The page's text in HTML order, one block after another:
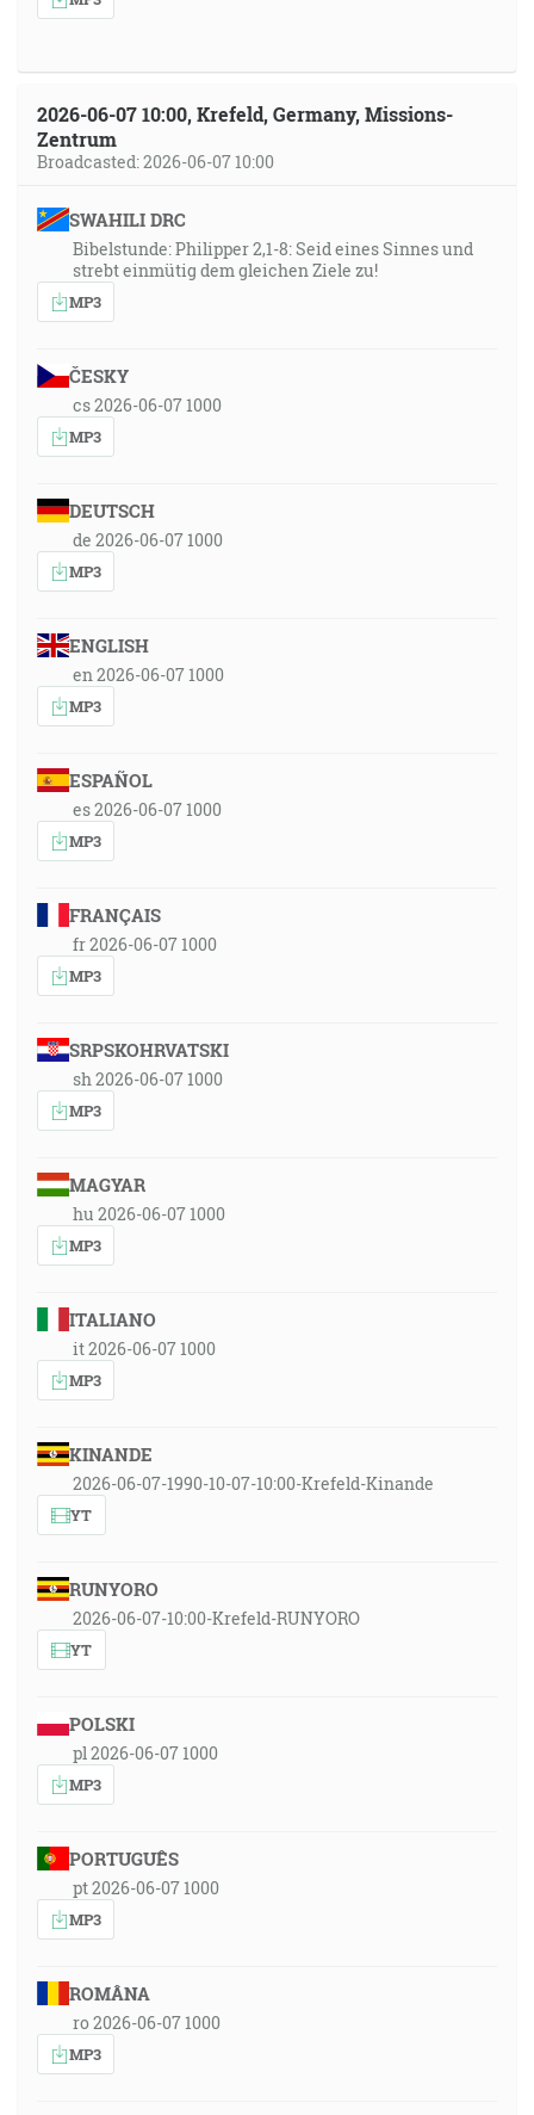
2026-06-07 10:00, Krefeld, Germany, Missions-
Zentrum
Broadcasted: 2026-06-07 10:00
SWAHILI DRC
Bibelstunde: Philipper 2,1-8: Seid eines Sinnes und
strebt einmütig dem gleichen Ziele zu!
MP3
ČESKY
cs 2026-06-07 1000
MP3
DEUTSCH
de 2026-06-07 1000
MP3
ENGLISH
en 2026-06-07 1000
MP3
ESPAÑOL
es 2026-06-07 1000
MP3
FRANÇAIS
fr 2026-06-07 1000
MP3
SRPSKOHRVATSKI
sh 2026-06-07 1000
MP3
MAGYAR
hu 2026-06-07 1000
MP3
ITALIANO
it 2026-06-07 1000
MP3
KINANDE
2026-06-07-1990-10-07-10:00-Krefeld-Kinande
YT
RUNYORO
2026-06-07-10:00-Krefeld-RUNYORO
YT
POLSKI
pl 2026-06-07 1000
MP3
PORTUGUÊS
pt 2026-06-07 1000
MP3
ROMÂNA
ro 2026-06-07 1000
MP3